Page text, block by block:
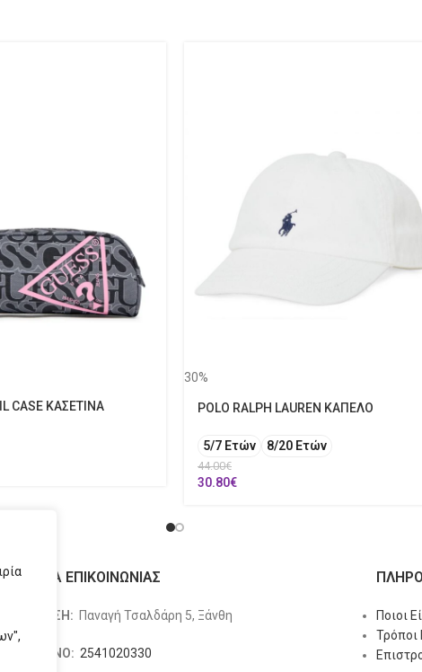
CASE ΚΑΣΕΤΙΝΑ
30%
POLO RALPH LAUREN ΚΑΠΕΛΟ
5/7 Ετών 8/20 Ετών
44.00€
30.80€
ΣΤΟΙΧΕΙΑ ΕΠΙΚΟΙΝΩΝΙΑΣ
ΔΙΕΥΘΥΝΣΗ: Παναγή Τσαλδάρη 5, Ξάνθη
ΤΗΛΕΦΩΝΟ: 2541020330
Ποιοι